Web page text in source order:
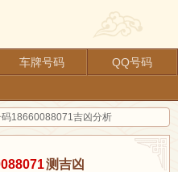
车牌号码
QQ号码
码18660088071吉凶分析
测吉凶